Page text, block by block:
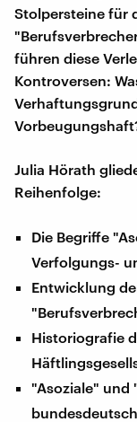
Stolpersteine für
führen diese
Kontroversen:
Julia Hörath
Reihenfolge:
Die Begriffe
Verfolgungs-
Entwicklung
Historiografie
"Asoziale" und